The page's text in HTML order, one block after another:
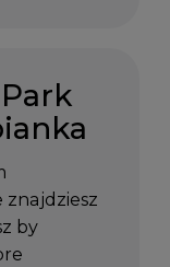
znajdziesz
by